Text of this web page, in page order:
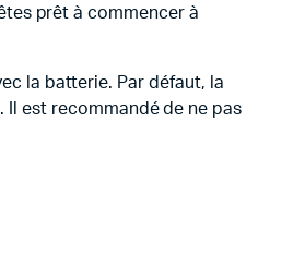
prêt à commencer à
la batterie. Par défaut, la
Il est recommandé de ne pas